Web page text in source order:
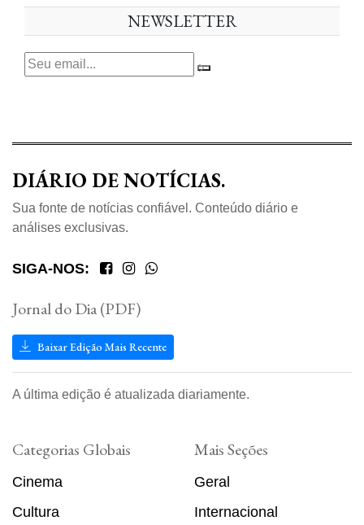
NEWSLETTER
DIÁRIO DE NOTÍCIAS.
Sua fonte de notícias confiável. Conteúdo diário e
análises exclusivas.
SIGA-NOS:
Jornal do Dia (PDF)
Baixar Edição Mais Recente
A última edição é atualizada diariamente.
Categorias Globais
Cinema
Cultura
Mais Seções
Geral
Internacional